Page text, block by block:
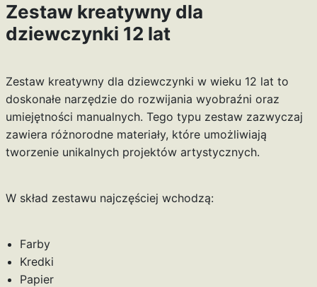
Zestaw kreatywny dla
dziewczynki 12 lat
Zestaw kreatywny dla dziewczynki w wieku 12 lat to
doskonałe narzędzie do rozwijania wyobraźni oraz
umiejętności manualnych. Tego typu zestaw zazwyczaj
zawiera różnorodne materiały, które umożliwiają
tworzenie unikalnych projektów artystycznych.
W skład zestawu najczęściej wchodzą:
Farby
Kredki
Papier